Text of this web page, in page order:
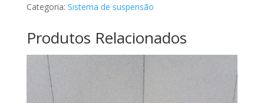
Categoria: Sistema de suspensão
Produtos Relacionados